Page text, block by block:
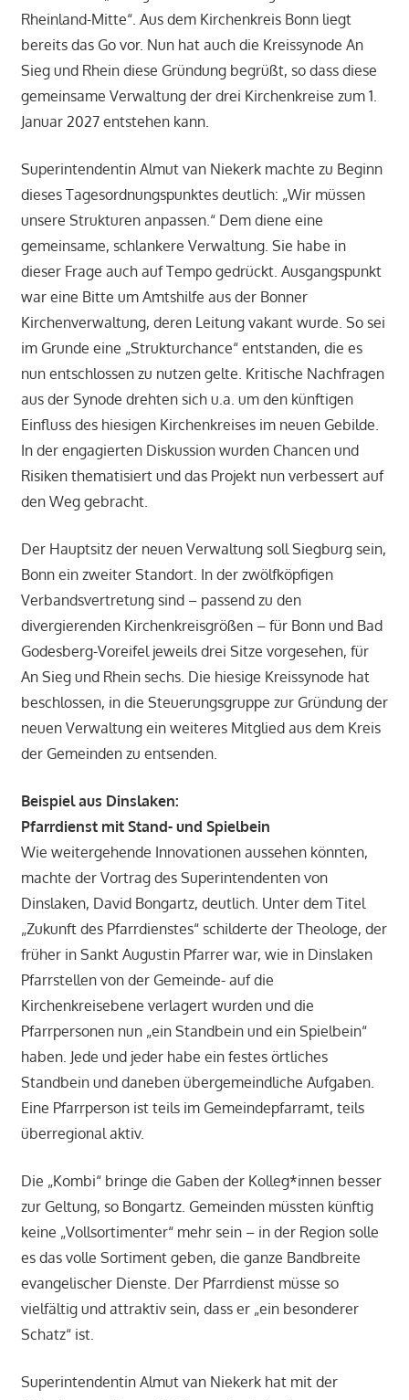
Rheinland-Mitte“. Aus dem Kirchenkreis Bonn liegt
bereits das Go vor. Nun hat auch die Kreissynode An
Sieg und Rhein diese Gründung begrüßt, so dass diese
gemeinsame Verwaltung der drei Kirchenkreise zum 1.
Januar 2027 entstehen kann.
Superintendentin Almut van Niekerk machte zu Beginn
dieses Tagesordnungspunktes deutlich: „Wir müssen
unsere Strukturen anpassen.“ Dem diene eine
gemeinsame, schlankere Verwaltung. Sie habe in
dieser Frage auch auf Tempo gedrückt. Ausgangspunkt
war eine Bitte um Amtshilfe aus der Bonner
Kirchenverwaltung, deren Leitung vakant wurde. So sei
im Grunde eine „Strukturchance“ entstanden, die es
nun entschlossen zu nutzen gelte. Kritische Nachfragen
aus der Synode drehten sich u.a. um den künftigen
Einfluss des hiesigen Kirchenkreises im neuen Gebilde.
In der engagierten Diskussion wurden Chancen und
Risiken thematisiert und das Projekt nun verbessert auf
den Weg gebracht.
Der Hauptsitz der neuen Verwaltung soll Siegburg sein,
Bonn ein zweiter Standort. In der zwölfköpfigen
Verbandsvertretung sind – passend zu den
divergierenden Kirchenkreisgrößen – für Bonn und Bad
Godesberg-Voreifel jeweils drei Sitze vorgesehen, für
An Sieg und Rhein sechs. Die hiesige Kreissynode hat
beschlossen, in die Steuerungsgruppe zur Gründung der
neuen Verwaltung ein weiteres Mitglied aus dem Kreis
der Gemeinden zu entsenden.
Beispiel aus Dinslaken:
Pfarrdienst mit Stand- und Spielbein
Wie weitergehende Innovationen aussehen könnten,
machte der Vortrag des Superintendenten von
Dinslaken, David Bongartz, deutlich. Unter dem Titel
„Zukunft des Pfarrdienstes“ schilderte der Theologe, der
früher in Sankt Augustin Pfarrer war, wie in Dinslaken
Pfarrstellen von der Gemeinde- auf die
Kirchenkreisebene verlagert wurden und die
Pfarrpersonen nun „ein Standbein und ein Spielbein“
haben. Jede und jeder habe ein festes örtliches
Standbein und daneben übergemeindliche Aufgaben.
Eine Pfarrperson ist teils im Gemeindepfarramt, teils
überregional aktiv.
Die „Kombi“ bringe die Gaben der Kolleg*innen besser
zur Geltung, so Bongartz. Gemeinden müssten künftig
keine „Vollsortimenter“ mehr sein – in der Region solle
es das volle Sortiment geben, die ganze Bandbreite
evangelischer Dienste. Der Pfarrdienst müsse so
vielfältig und attraktiv sein, dass er „ein besonderer
Schatz“ ist.
Superintendentin Almut van Niekerk hat mit der